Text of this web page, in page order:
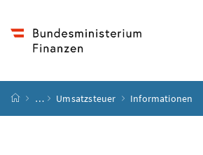
Startseite
… Umsatzsteuer Informationen